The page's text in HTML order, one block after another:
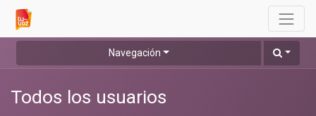
Navegación
Todos los usuarios